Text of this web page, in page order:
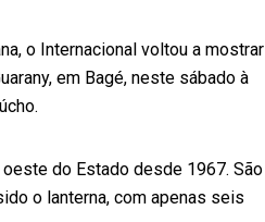
o Internacional voltou a mostrar
em Bagé, neste sábado à
do Estado desde 1967. São
o lanterna, com apenas seis